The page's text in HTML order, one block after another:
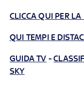
CLICCA QUI PER
QUI TEMPI E
GUIDA TV -
SKY